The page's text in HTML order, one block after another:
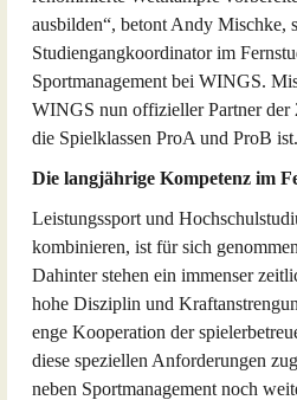
ausbilden“, betont Andy Mischke,
Studiengangkoordinator im
Sportmanagement bei WINGS.
WINGS nun offizieller Partner der
die Spielklassen ProA und ProB ist.
Die langjährige Kompetenz im
Leistungssport und
kombinieren, ist für sich
Dahinter stehen ein immenser
hohe Disziplin und
enge Kooperation der
diese speziellen Anforderungen
neben Sportmanagement noch